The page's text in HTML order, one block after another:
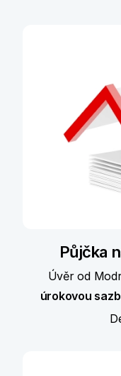
Půjčka
Úvěr od
úrokovou